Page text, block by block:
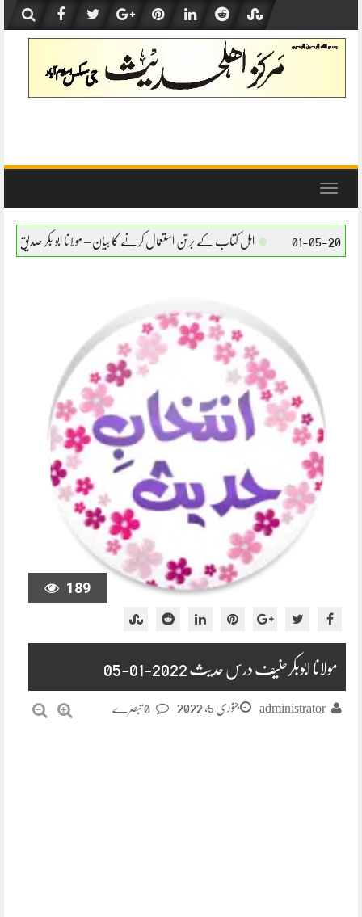
content
Toggle
اہل کتاب کے برتن استعمال کرنے کا بیان – مولانا ابو بکر صدیق حفظہ اللہ اہل کتاب کے
189
مولانا ابوبکرحنیف درس حدیث 2022-01-05
administrator جنوری 5, 2022